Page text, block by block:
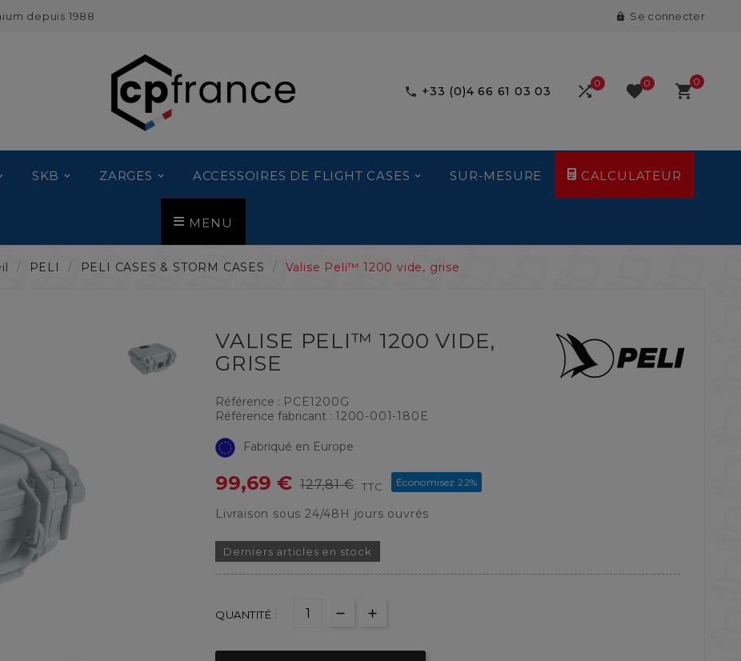
depuis 1988  Se connecter
 +33 (0)4 66 61 03 03 0 0 
0
SKB ZARGES ACCESSOIRES DE FLIGHT CASES SUR-MESURE CALCULATEUR
MENU
PELI PELI CASES & STORM CASES Valise Peli™ 1200 vide, grise
VALISE PELI™ 1200 VIDE,
GRISE
Référence : PCE1200G
Référence fabricant : 1200-001-180E
Fabriqué en Europe
99,69 € 127,81 € TTC Économisez 22%
Livraison sous 24/48H jours ouvrés
Derniers articles en stock
QUANTITÉ :